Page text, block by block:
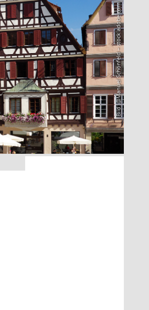
Bild: @Manuel Schönfeld – stock.adobe.com